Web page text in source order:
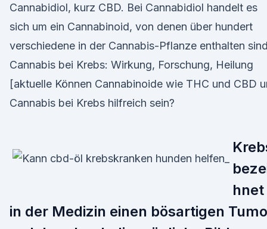
Cannabidiol, kurz CBD. Bei Cannabidiol handelt es
sich um ein Cannabinoid, von denen über hundert
verschiedene in der Cannabis-Pflanze enthalten
Cannabis bei Krebs: Wirkung, Forschung, Heilung
[aktuelle Können Cannabinoide wie THC und CBD
Cannabis bei Krebs hilfreich sein?
hnet
in der Medizin einen bösartigen